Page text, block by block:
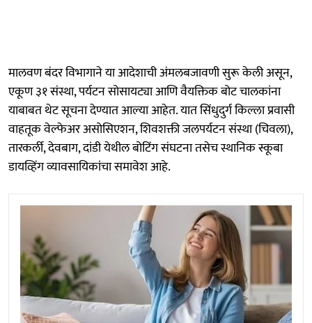
मालवण बंदर विभागाने या आदेशाची अंमलबजावणी सुरू केली असून,
एकूण ३१ संस्था, पर्यटन सोसायट्या आणि वैयक्तिक बोट चालकांना
याबाबत थेट सूचना देण्यात आल्या आहेत. यात सिंधुदुर्ग किल्ला प्रवासी
वाहतूक वेल्फेअर असोसिएशन, शिवशक्ती जलपर्यटन संस्था (चिवला),
तारकर्ली, देवबाग, दांडी येथील बोटिंग संघटना तसेच स्थानिक स्कूबा
डायव्हिंग व्यावसायिकांचा समावेश आहे.